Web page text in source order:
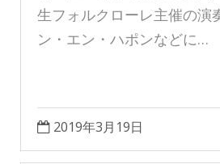
生フォルクローレ主催の演
ン・エン・ハポンなどに…
2019年3月19日